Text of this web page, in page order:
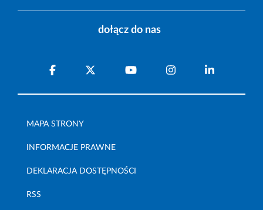
dołącz do nas
MAPA STRONY
INFORMACJE PRAWNE
DEKLARACJA DOSTĘPNOŚCI
RSS